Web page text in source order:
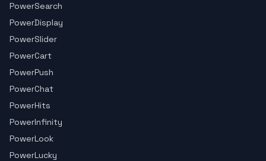
PowerSearch
PowerDisplay
PowerSlider
PowerCart
PowerPush
PowerChat
PowerHits
PowerInfinity
PowerLook
PowerLucky